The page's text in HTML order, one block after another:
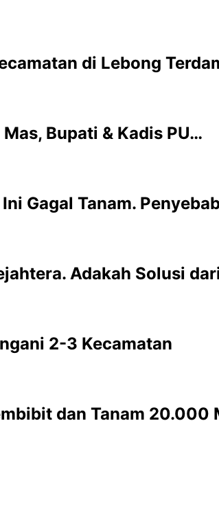
di Lebong
Bupati & Kadis PU…
Gagal Tanam.
Adakah Solusi
2-3 Kecamatan
dan Tanam 20.000